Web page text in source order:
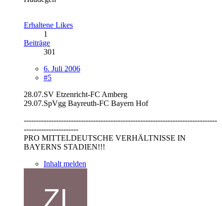
Erhaltene Likes
1
Beiträge
301
6. Juli 2006
#5
28.07.SV Etzenricht-FC Amberg
29.07.SpVgg Bayreuth-FC Bayern Hof
------------------------------------------------------------------------------
----------------------
PRO MITTELDEUTSCHE VERHÄLTNISSE IN
BAYERNS STADIEN!!!
Inhalt melden